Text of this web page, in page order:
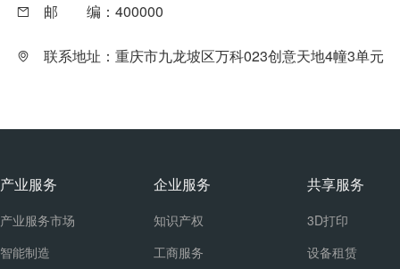
邮 编：400000
联系地址：重庆市九龙坡区万科023创意天地4幢3单元
产业服务
产业服务市场
智能制造
企业服务
知识产权
工商服务
共享服务
3D打印
设备租赁